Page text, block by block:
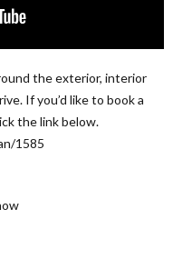
the exterior, interior
If you’d like to book a
the link below.
1585